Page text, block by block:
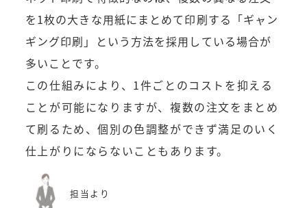
を1枚の大きな用紙にまとめて印刷する「ギャン
ギング印刷」という方法を採用している場合が
多いことです。
この仕組みにより、1件ごとのコストを抑える
ことが可能になりますが、複数の注文をまとめ
て刷るため、個別の色調整ができず満足のいく
仕上がりにならないこともあります。
担当より